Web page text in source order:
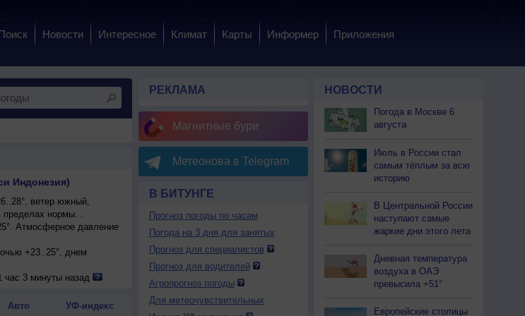
Новости Интересное Климат Карты Информер Приложения
Индонезия)
ветер южный,
нормы. .
Атмосферное давление
+23..25°, днем
+26..28°, ветер южный,
ночью +23..25°,
час 3 минуты назад
Авто УФ-индекс
РЕКЛАМА
Магнитные бури
Метеонова в Telegram
В БИТУНГЕ
Прогноз погоды по часам
Погода на 3 дня для занятых
Прогноз для специалистов
Прогноз для водителей
Агропрогноз погоды
Для метеочувствительных
НОВОСТИ
Погода в Москве 6
августа
Июль в России стал
самым тёплым за всю
историю
В Центральной России
наступают самые
жаркие дни этого лета
Дневная температура
воздуха в ОАЭ
превысила +51°
Европейские столицы